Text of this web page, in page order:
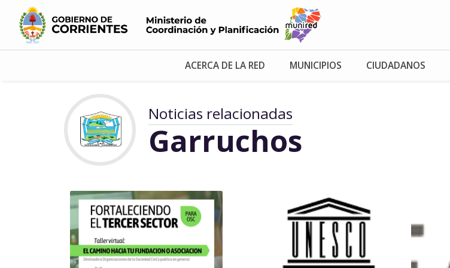
ACERCA DE LA RED MUNICIPIOS CIUDADANOS
Noticias relacionadas
Garruchos